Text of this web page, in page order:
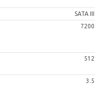
SATA III
7200
512
3.5